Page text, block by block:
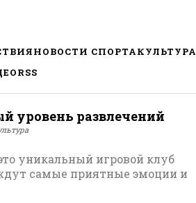
НОВОСТИ СПОРТАКУЛЬТУРА
RSS
уровень развлечений
уникальный игровой клуб
самые приятные эмоции и